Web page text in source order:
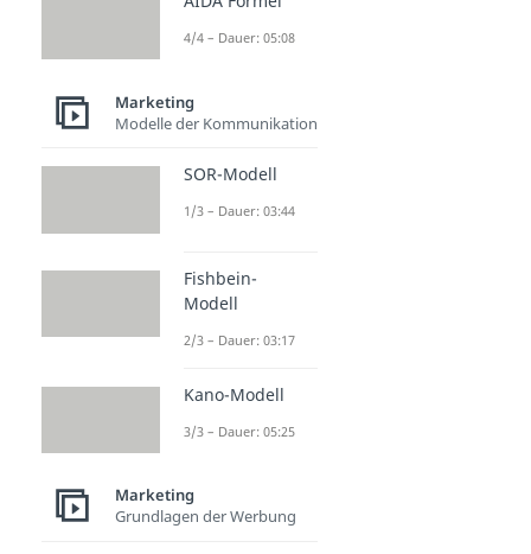
4/4 – Dauer: 05:08
Marketing
Modelle der Kommunikation
SOR-Modell
1/3 – Dauer: 03:44
Fishbein-
Modell
2/3 – Dauer: 03:17
Kano-Modell
3/3 – Dauer: 05:25
Marketing
Grundlagen der Werbung